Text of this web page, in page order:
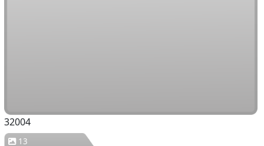
32004
13